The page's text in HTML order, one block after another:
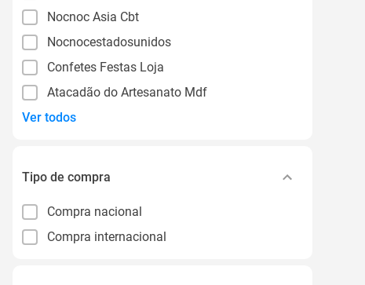
Nocnoc Asia Cbt
Nocnocestadosunidos
Confetes Festas Loja
Atacadão do Artesanato Mdf
Ver todos
Tipo de compra
Compra nacional
Compra internacional